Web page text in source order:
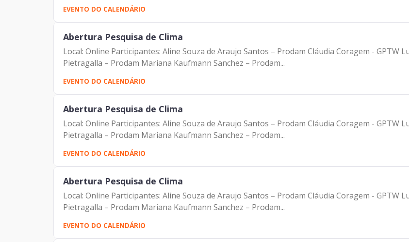
EVENTO DO CALENDÁRIO
Abertura Pesquisa de Clima
Local: Online Participantes: Aline Souza de Araujo Santos – Prodam Cláudia Coragem - GPTW
Pietragalla – Prodam Mariana Kaufmann Sanchez – Prodam...
EVENTO DO CALENDÁRIO
Abertura Pesquisa de Clima
Local: Online Participantes: Aline Souza de Araujo Santos – Prodam Cláudia Coragem - GPTW
Pietragalla – Prodam Mariana Kaufmann Sanchez – Prodam...
EVENTO DO CALENDÁRIO
Abertura Pesquisa de Clima
Local: Online Participantes: Aline Souza de Araujo Santos – Prodam Cláudia Coragem - GPTW
Pietragalla – Prodam Mariana Kaufmann Sanchez – Prodam...
EVENTO DO CALENDÁRIO